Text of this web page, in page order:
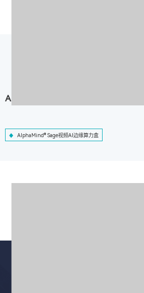
AlphaMind® Sage视频AI边缘算力盒
AlphaMind® Sage视频AI边缘算力盒